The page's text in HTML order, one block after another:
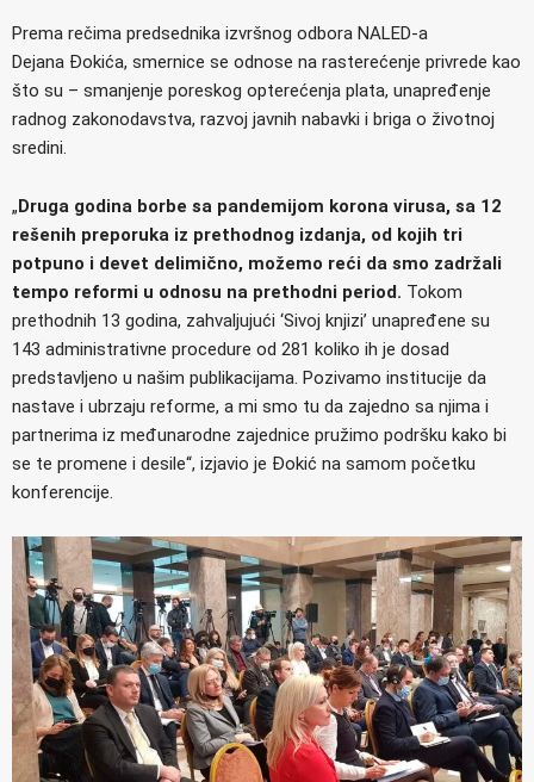
Prema rečima predsednika izvršnog odbora NALED-a
Dejana Đokića, smernice se odnose na rasterećenje privrede kao
što su – smanjenje poreskog opterećenja plata, unapređenje
radnog zakonodavstva, razvoj javnih nabavki i briga o životnoj
sredini.
„Druga godina borbe sa pandemijom korona virusa, sa 12
rešenih preporuka iz prethodnog izdanja, od kojih tri
potpuno i devet delimično, možemo reći da smo zadržali
tempo reformi u odnosu na prethodni period. Tokom
prethodnih 13 godina, zahvaljujući ‘Sivoj knjizi’ unapređene su
143 administrativne procedure od 281 koliko ih je dosad
predstavljeno u našim publikacijama. Pozivamo institucije da
nastave i ubrzaju reforme, a mi smo tu da zajedno sa njima i
partnerima iz međunarodne zajednice pružimo podršku kako bi
se te promene i desile“, izjavio je Đokić na samom početku
konferencije.